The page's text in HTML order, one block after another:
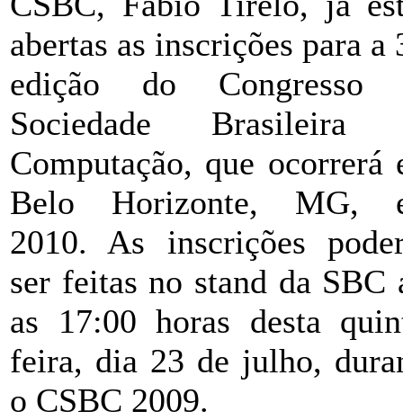
abertas as inscrições para a
edição do Congresso
Sociedade Brasileira
Computação, que ocorrerá
Belo Horizonte, MG,
2010. As inscrições
ser feitas no stand da SBC
as 17:00 horas desta
feira, dia 23 de julho,
o CSBC 2009.